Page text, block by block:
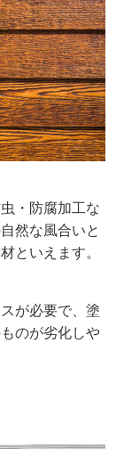
・防腐加工な
然な風合いと
といえます。
が必要で、塗
のが劣化しや